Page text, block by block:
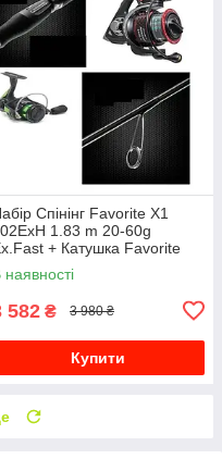
Спінінг Favorite X1
1.83 m 20-60g
+ Катушка Favorite
2500S 5.2:1
наявності
582 ₴ 3 980 ₴
Купити